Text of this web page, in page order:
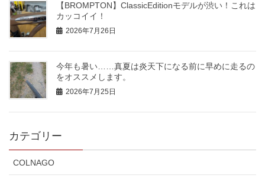
【BROMPTON】ClassicEditionモデルが渋い！これは
カッコイイ！
2026年7月26日
今年も暑い……真夏は炎天下になる前に早めに走るの
をオススメします。
2026年7月25日
カテゴリー
COLNAGO